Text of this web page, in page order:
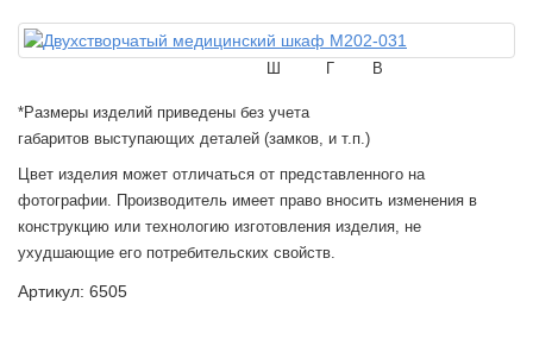
Ш В
Г
*Размеры изделий приведены без учета
габаритов выступающих деталей (замков, и т.п.)
Цвет изделия может отличаться от представленного на
фотографии. Производитель имеет право вносить изменения в
конструкцию или технологию изготовления изделия, не
ухудшающие его потребительских свойств.
Артикул: 6505